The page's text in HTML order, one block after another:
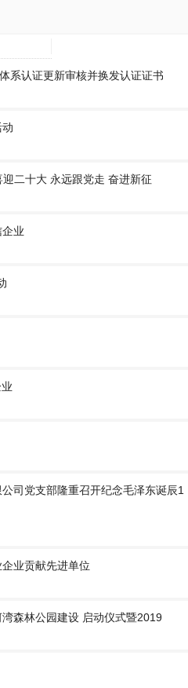
系认证更新审核并换发认证证书
迎二十大 永远跟党走 奋进新征
业
司党支部隆重召开纪念毛泽东诞辰1
业贡献先进单位
森林公园建设 启动仪式暨2019